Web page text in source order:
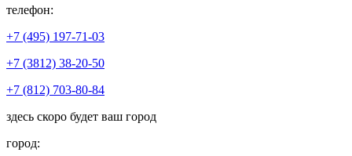
телефон:
+7 (495) 197-71-03
+7 (3812) 38-20-50
+7 (812) 703-80-84
здесь скоро будет ваш город
город: